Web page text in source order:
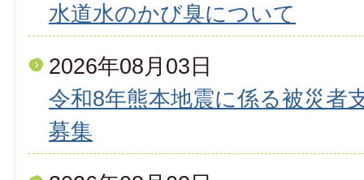
水道水のかび臭について
2026年08月03日
令和8年熊本地震に係る被災者
募集